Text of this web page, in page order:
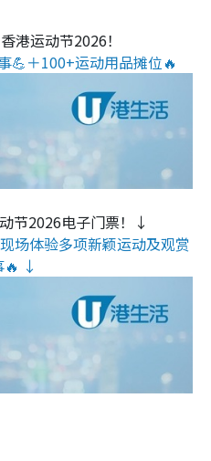
港运动节2026！
💪＋100+运动用品摊位🔥
节2026电子门票！↓
场体验多项新颖运动及观赏
🔥 ↓